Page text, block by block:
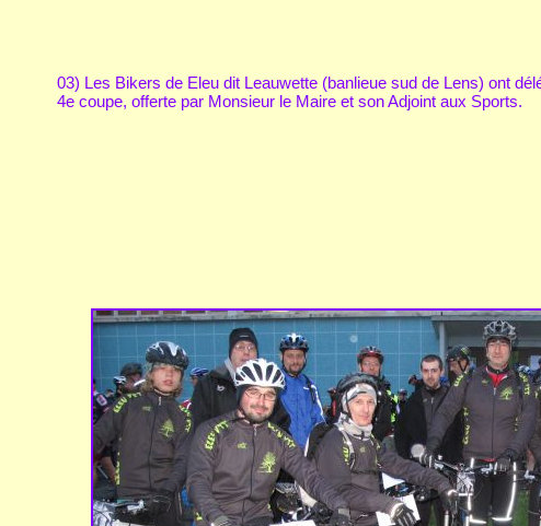
03) Les Bikers de Eleu dit Leauwette (banlieue sud de Lens) ont
4e coupe, offerte par Monsieur le Maire et son Adjoint aux Sports.